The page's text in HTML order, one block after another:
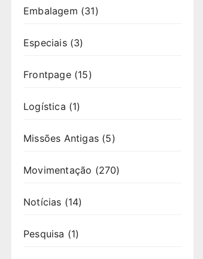
Embalagem (31)
Especiais(3)
Frontpage(15)
Logística (1)
Missões Antigas (5)
Movimentação (270)
Notícias (14)
Pesquisa (1)